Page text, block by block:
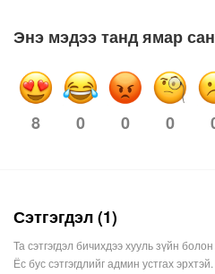
Энэ мэдээ танд ямар
8 0 0 0
Сэтгэгдэл (1)
Та сэтгэгдэл бичихдээ хууль зүйн
Ёс бус сэтгэгдлийг админ устгах